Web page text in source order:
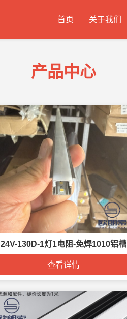
首页 关于我们
产品中心
24V-130D-1灯1电阻-免焊1010铝槽
查看详情